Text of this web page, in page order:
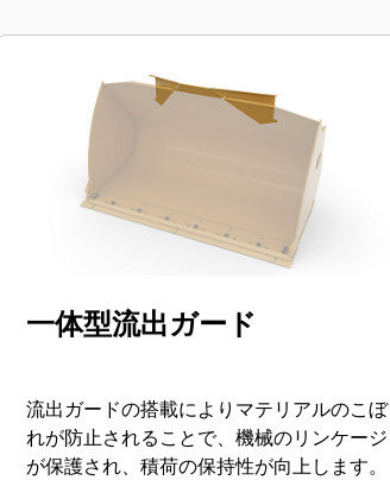
一体型流出ガード
流出ガードの搭載によりマテリアルのこぼ
れが防止されることで、機械のリンケージ
が保護され、積荷の保持性が向上します。